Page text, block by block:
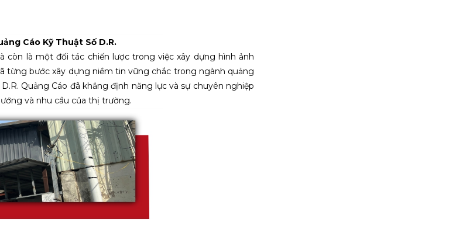
Cáo Kỹ Thuật Số D.R.
là một đối tác chiến lược trong việc xây dựng hình ảnh
từng bước xây dựng niềm tin vững chắc trong ngành quảng
Quảng Cáo đã khẳng định năng lực và sự chuyên nghiệp
và nhu cầu của thị trường.